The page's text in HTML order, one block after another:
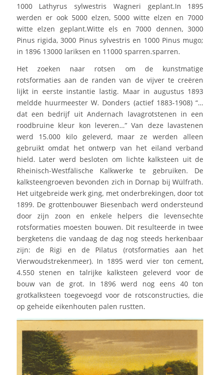
1000 Lathyrus sylwestris Wagneri geplant.In 1895
werden er ook 5000 elzen, 5000 witte elzen en 7000
witte elzen geplant.Witte els en 7000 dennen, 3000
Pinus rigida, 3000 Pinus sylvestris en 1000 Pinus mugo;
in 1896 13000 lariksen en 11000 sparren.sparren.
Het zoeken naar rotsen om de kunstmatige
rotsformaties aan de randen van de vijver te creëren
lijkt in eerste instantie lastig. Maar in augustus 1893
meldde huurmeester W. Donders (actief 1883-1908) “…
dat een bedrijf uit Andernach lavagrotstenen in een
roodbruine kleur kon leveren…” Van deze lavastenen
werd 15.000 kilo geleverd, maar ze werden alleen
gebruikt omdat het ontwerp van het eiland verband
hield. Later werd besloten om lichte kalksteen uit de
Rheinisch-Westfälische Kalkwerke te gebruiken. De
kalksteengroeven bevonden zich in Dornap bij Wülfrath.
Het uitgebreide werk ging, met onderbrekingen, door tot
1899. De grottenbouwer Biesenbach werd ondersteund
door zijn zoon en enkele helpers die levensechte
rotsformaties moesten bouwen. Dit resulteerde in twee
bergketens die vandaag de dag nog steeds herkenbaar
zijn: de Rigi en de Pilatus (rotsformaties aan het
Vierwoudstrekenmeer). In 1895 werd vier ton cement,
4.550 stenen en talrijke kalksteen geleverd voor de
bouw van de grot. In 1896 werd nog eens 40 ton
grotkalksteen toegevoegd voor de rotsconstructies, die
op geheide eikenhouten palen rustten.